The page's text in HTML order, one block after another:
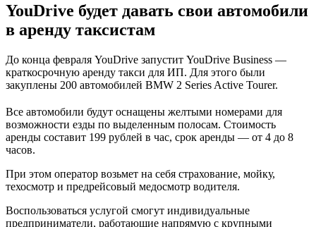
YouDrive будет давать свои автомобили
в аренду таксистам
До конца февраля YouDrive запустит YouDrive Business —
краткосрочную аренду такси для ИП. Для этого были
закуплены 200 автомобилей BMW 2 Series Active Tourer.
Все автомобили будут оснащены желтыми номерами для
возможности езды по выделенным полосам. Стоимость
аренды составит 199 рублей в час, срок аренды — от 4 до 8
часов.
При этом оператор возьмет на себя страхование, мойку,
техосмотр и предрейсовый медосмотр водителя.
Воспользоваться услугой смогут индивидуальные
предприниматели, работающие напрямую с крупными